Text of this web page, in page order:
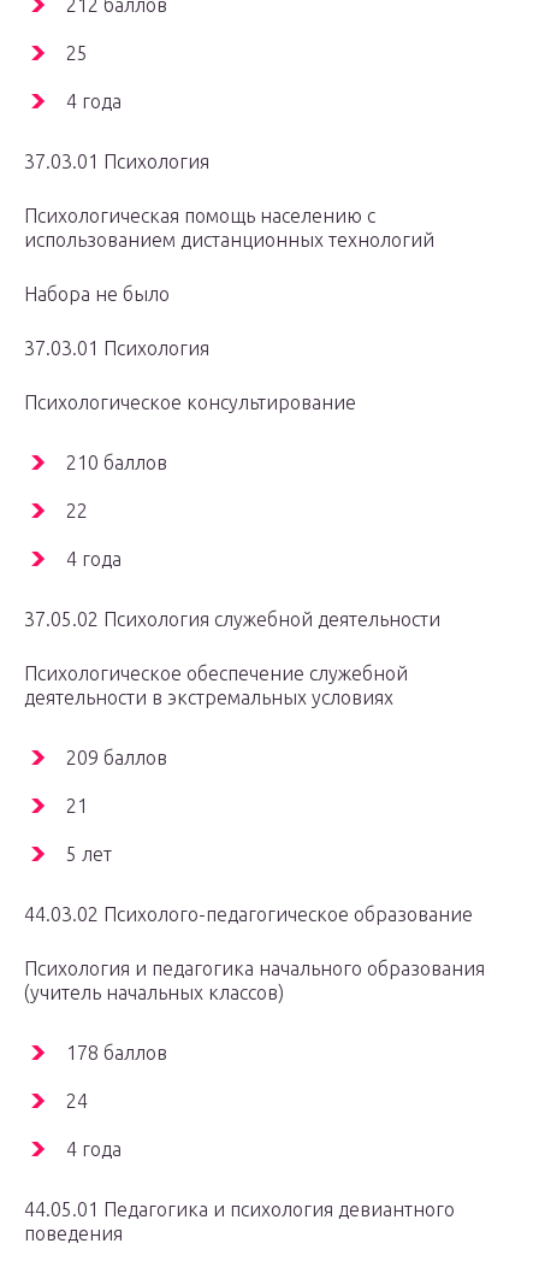
212 баллов
25
4 года
37.03.01 Психология
Психологическая помощь населению с
использованием дистанционных технологий
Набора не было
37.03.01 Психология
Психологическое консультирование
210 баллов
22
4 года
37.05.02 Психология служебной деятельности
Психологическое обеспечение служебной
деятельности в экстремальных условиях
209 баллов
21
5 лет
44.03.02 Психолого-педагогическое образование
Психология и педагогика начального образования
(учитель начальных классов)
178 баллов
24
4 года
44.05.01 Педагогика и психология девиантного
поведения